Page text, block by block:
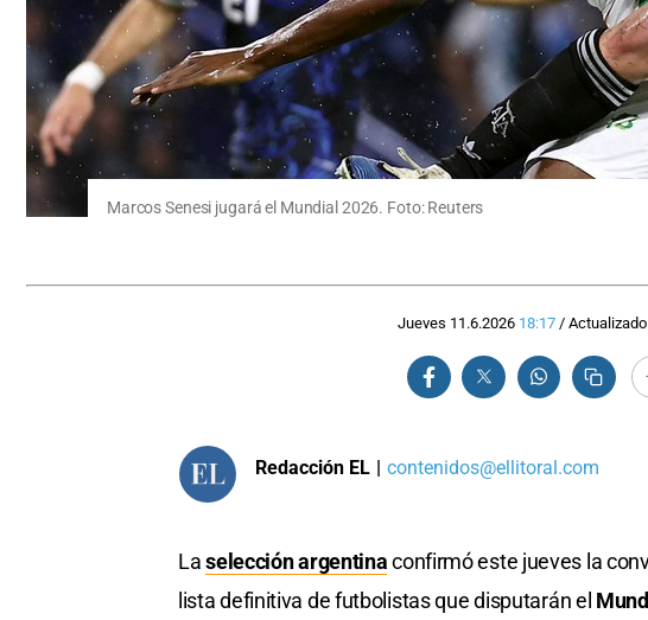
Marcos Senesi jugará el Mundial 2026. Foto: Reuters
Jueves 11.6.2026 18:17/
Redacción EL | contenidos@ellitoral.com
Laselección argentinaconfirmó este jueves la
lista definitiva de futbolistas que disputarán el